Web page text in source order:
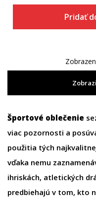
Pridať
Športové oblečenie
viac pozornosti a
použitia tých
vďaka nemu
ihriskách, atletických
predbiehajú v tom, kto